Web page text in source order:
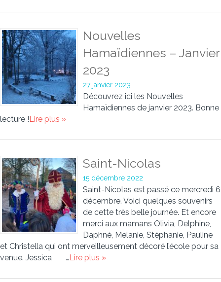
Nouvelles
Hamaïdiennes – Janvier
2023
27 janvier 2023
Découvrez ici les Nouvelles
Hamaïdiennes de janvier 2023. Bonne
lecture !Lire plus »
Saint-Nicolas
15 décembre 2022
Saint-Nicolas est passé ce mercredi 6
décembre. Voici quelques souvenirs
de cette très belle journée. Et encore
merci aux mamans Olivia, Delphine,
Daphné, Melanie, Stéphanie, Pauline
et Christella qui ont merveilleusement décoré l’école pour sa
venue. Jessica …Lire plus »